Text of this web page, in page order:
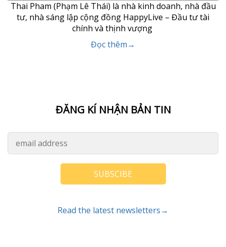
Thai Pham (Phạm Lê Thái) là nhà kinh doanh, nhà đầu
tư, nhà sáng lập cộng đồng HappyLive – Đầu tư tài
chính và thịnh vượng
Đọc thêm→
ĐĂNG KÍ NHẬN BẢN TIN
SUBSCIBE
Read the latest newsletters→